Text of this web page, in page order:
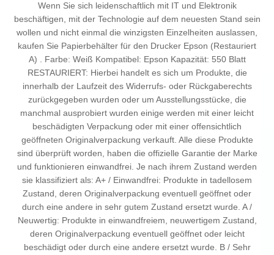
Wenn Sie sich leidenschaftlich mit IT und Elektronik
beschäftigen, mit der Technologie auf dem neuesten Stand sein
wollen und nicht einmal die winzigsten Einzelheiten auslassen,
kaufen Sie Papierbehälter für den Drucker Epson (Restauriert
A) . Farbe: Weiß Kompatibel: Epson Kapazität: 550 Blatt
RESTAURIERT: Hierbei handelt es sich um Produkte, die
innerhalb der Laufzeit des Widerrufs- oder Rückgaberechts
zurückgegeben wurden oder um Ausstellungsstücke, die
manchmal ausprobiert wurden einige werden mit einer leicht
beschädigten Verpackung oder mit einer offensichtlich
geöffneten Originalverpackung verkauft. Alle diese Produkte
sind überprüft worden, haben die offizielle Garantie der Marke
und funktionieren einwandfrei. Je nach ihrem Zustand werden
sie klassifiziert als: A+ / Einwandfrei: Produkte in tadellosem
Zustand, deren Originalverpackung eventuell geöffnet oder
durch eine andere in sehr gutem Zustand ersetzt wurde. A /
Neuwertig: Produkte in einwandfreiem, neuwertigem Zustand,
deren Originalverpackung eventuell geöffnet oder leicht
beschädigt oder durch eine andere ersetzt wurde. B / Sehr